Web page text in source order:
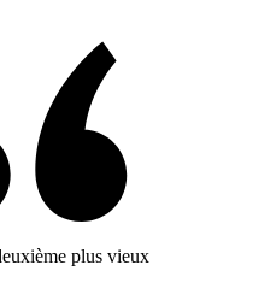
plus vieux